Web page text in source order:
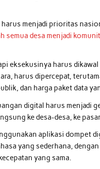
menjadi prioritas
semua desa menjadi
eksekusinya harus
harus dipercepat,
dan harga paket data
digital harus menjadi
ke desa-desa, ke
aplikasi dompet
yang sederhana,
yang sama.